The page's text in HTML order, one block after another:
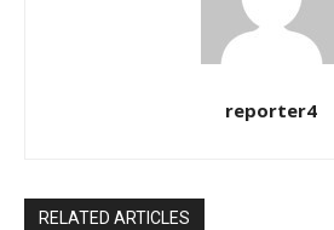
reporter4
RELATED ARTICLES